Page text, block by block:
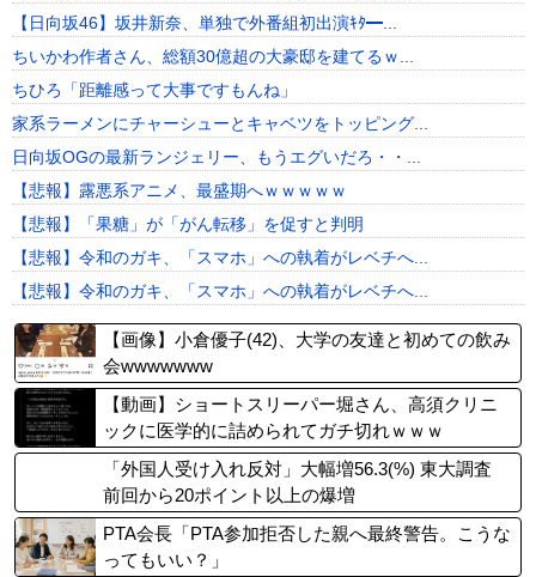
【日向坂46】坂井新奈、単独で外番組初出演ｷﾀ━...
ちいかわ作者さん、総額30億超の大豪邸を建てるｗ...
ちひろ「距離感って大事ですもんね」
家系ラーメンにチャーシューとキャベツをトッピング...
日向坂OGの最新ランジェリー、もうエグいだろ・・...
【悲報】露悪系アニメ、最盛期へｗｗｗｗｗ
【悲報】「果糖」が「がん転移」を促すと判明
【悲報】令和のガキ、「スマホ」への執着がレベチへ...
【悲報】令和のガキ、「スマホ」への執着がレベチへ...
【画像】小倉優子(42)、大学の友達と初めての飲み
会wwwwwww
【動画】ショートスリーパー堀さん、高須クリニ
ックに医学的に詰められてガチ切れｗｗｗ
「外国人受け入れ反対」大幅増56.3(%) 東大調査
前回から20ポイント以上の爆増
PTA会長「PTA参加拒否した親へ最終警告。こうな
ってもいい？」